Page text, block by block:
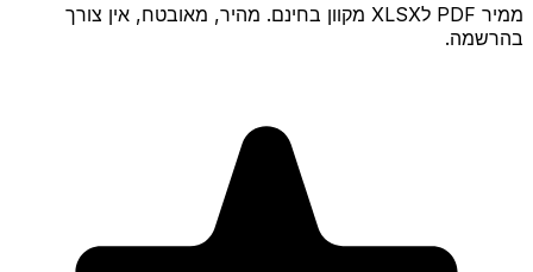
ממיר PDF לXLSX מקוון בחינם. מהיר, מאובטח, אין צורך
בהרשמה.